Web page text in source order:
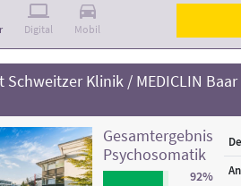
Digital Mobil
Schweitzer Klinik / MEDICLIN
Gesamtergebnis
Psychosomatik
92%